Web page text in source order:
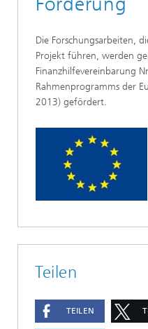
Die Forschungsarbeiten,
Projekt führen, werden
Finanzhilfevereinbarung
Rahmenprogramms der
2013) gefördert.
Teilen
TEILEN